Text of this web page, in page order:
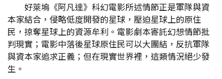
好萊塢《阿凡達》科幻電影所述情節正是軍隊與資
本家結合，侵略低度開發的星球，壓迫星球上的原住
民，掠奪星球上的資源牟利。電影劇本寄託幻想情節批
判現實；電影中落後星球原住民可以大團結，反抗軍隊
與資本家追求正義；但在現實世界裡，這類情況絕少發
生。